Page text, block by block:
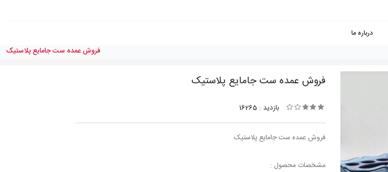
درباره ما
فروش عمده ست جامایع پلاستیک
فروش عمده ست جامایع پلاستیک
بازدید : 16265
فروش عمده ست جامایع پلاستیک
مشخصات محصول :